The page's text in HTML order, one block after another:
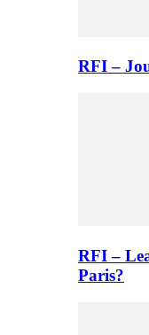
RFI –
RFI –
Paris?